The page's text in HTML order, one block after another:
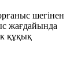
шегінен
жағдайында
құқық